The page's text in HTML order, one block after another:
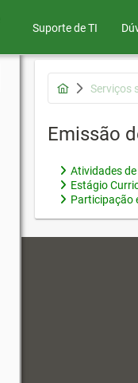
Suporte de TI
Serviços
Emissão
Atividades
Estágio
Participação